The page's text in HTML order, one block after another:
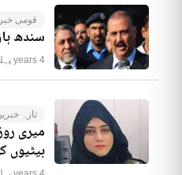
قومی
سندھ ہاؤس اسلام
4 years پہلے
تازہ
میری